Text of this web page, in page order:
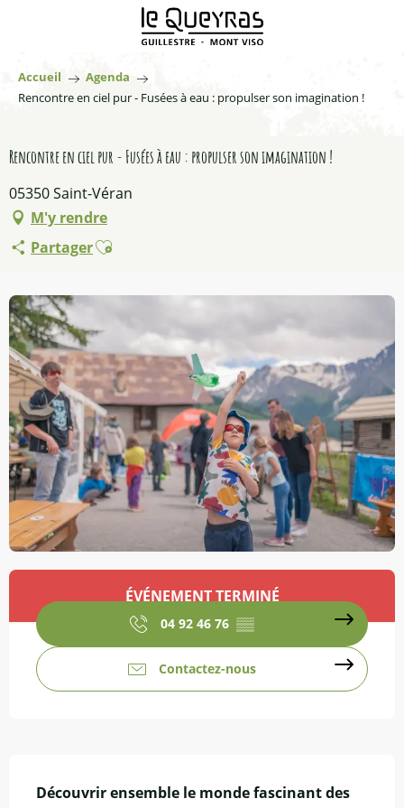
principal
Accueil
Agenda
Rencontre en ciel pur - Fusées à eau : propulser son imagination !
Rencontre en ciel pur - Fusées à eau : propulser son imagination !
05350 Saint-Véran
M'y rendre
PartagerAjouter aux favoris
Ouverture et coordonnées
ÉVÉNEMENT TERMINÉ
04 92 46 76 ▒▒
Contactez-nous
Découvrir ensemble le monde fascinant des